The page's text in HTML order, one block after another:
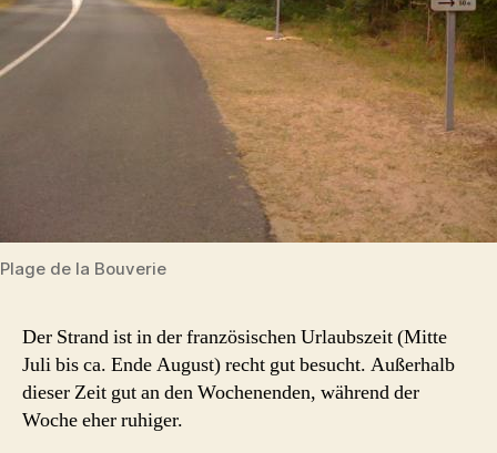
Plage de la Bouverie
Der Strand ist in der französischen Urlaubszeit (Mitte
Juli bis ca. Ende August) recht gut besucht. Außerhalb
dieser Zeit gut an den Wochenenden, während der
Woche eher ruhiger.